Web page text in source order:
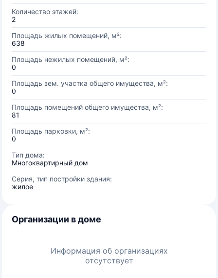
Количество этажей:
2
Площадь жилых помещений, м²:
638
Площадь нежилых помещений, м²:
0
Площадь зем. участка общего имущества, м²:
0
Площадь помещений общего имущества, м²:
81
Площадь парковки, м²:
0
Тип дома:
Многоквартирный дом
Серия, тип постройки здания:
жилое
Организации в доме
Информация об организациях
отсутствует